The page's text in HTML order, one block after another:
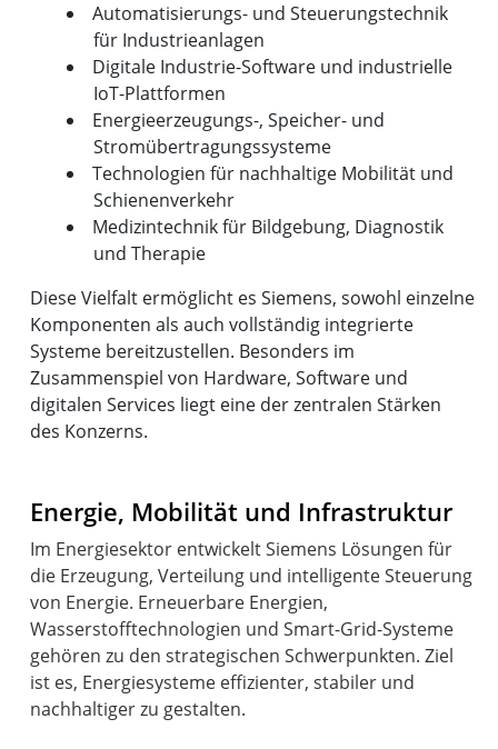
Automatisierungs- und Steuerungstechnik
für Industrieanlagen
Digitale Industrie-Software und industrielle
IoT-Plattformen
Energieerzeugungs-, Speicher- und
Stromübertragungssysteme
Technologien für nachhaltige Mobilität und
Schienenverkehr
Medizintechnik für Bildgebung, Diagnostik
und Therapie
Diese Vielfalt ermöglicht es Siemens, sowohl einzelne
Komponenten als auch vollständig integrierte
Systeme bereitzustellen. Besonders im
Zusammenspiel von Hardware, Software und
digitalen Services liegt eine der zentralen Stärken
des Konzerns.
Energie, Mobilität und Infrastruktur
Im Energiesektor entwickelt Siemens Lösungen für
die Erzeugung, Verteilung und intelligente Steuerung
von Energie. Erneuerbare Energien,
Wasserstofftechnologien und Smart-Grid-Systeme
gehören zu den strategischen Schwerpunkten. Ziel
ist es, Energiesysteme effizienter, stabiler und
nachhaltiger zu gestalten.